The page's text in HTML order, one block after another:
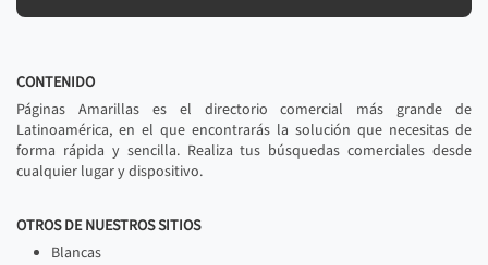
CONTENIDO
Páginas Amarillas es el directorio comercial más grande de
Latinoamérica, en el que encontrarás la solución que necesitas de
forma rápida y sencilla. Realiza tus búsquedas comerciales desde
cualquier lugar y dispositivo.
OTROS DE NUESTROS SITIOS
Blancas